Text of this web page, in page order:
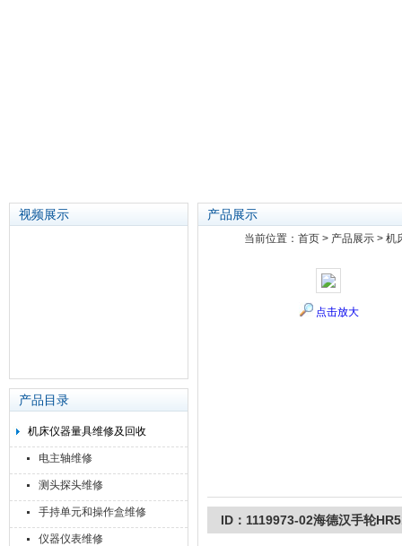
视频展示
产品目录
机床仪器量具维修及回收
电主轴维修
测头探头维修
手持单元和操作盒维修
仪器仪表维修
产品展示
当前位置： 首页 > 产品展示 > 机
点击放大
ID：1119973-02海德汉手轮